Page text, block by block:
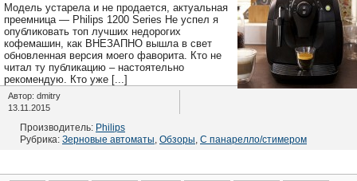
Модель устарела и не продается, актуальная
преемница — Philips 1200 Series Не успел я
опубликовать топ лучших недорогих
кофемашин, как ВНЕЗАПНО вышла в свет
обновленная версия моего фаворита. Кто не
читал ту публикацию – настоятельно
рекомендую. Кто уже [...]
Автор: dmitry
13.11.2015
Производитель: Philips
Рубрика: Зерновые автоматы Обзоры С панарелло/стимером